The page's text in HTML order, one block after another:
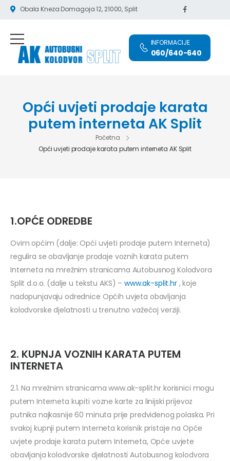
Obala Kneza Domagoja 12, 21000, Split
INFORMACIJE
060/640-640
Opći uvjeti prodaje karata
putem interneta AK Split
Početna
Opći uvjeti prodaje karata putem interneta AK Split
1.OPĆE ODREDBE
Ovim općim (dalje: Opći uvjeti prodaje putem Interneta)
regulira se obavljanje prodaje voznih karata putem
Interneta na mrežnim stranicama Autobusnog Kolodvora
Split d.o.o. (dalje u tekstu AKS) – www.ak-split.hr, koje
nadopunjavaju odrednice Općih uvjeta obavljanja
kolodvorske djelatnosti u trenutno važećoj verziji.
2. KUPNJA VOZNIH KARATA PUTEM
INTERNETA
2.1. Na mrežnim stranicama www.ak-split.hr korisnici mogu
putem Interneta kupiti vozne karte za linijski prijevoz
putnika najkasnije 60 minuta prije predviđenog polaska. Pri
svakoj kupnji putem Interneta korisnik pristaje na Opće
uvjete prodaje karata putem Interneta, Opće uvjete
obavljanja kolodvorske djelatnosti Autobusnog kolodvora